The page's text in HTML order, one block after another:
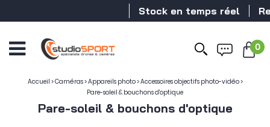
Stock en temps réel
0
Accueil >Caméras>Appareils photo>Accessoires objectifs photo-vidéo>
Pare-soleil & bouchons d'optique
Pare-soleil & bouchons d'optique